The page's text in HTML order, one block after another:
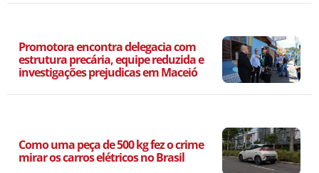
Promotora encontra delegacia com
estrutura precária, equipe reduzida e
investigações prejudicas em Maceió
Como uma peça de 500 kg fez o crime
mirar os carros elétricos no Brasil